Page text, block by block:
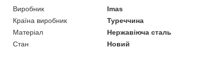
Виробник
Imas
Країна виробник
Туреччина
Матеріал
Нержавіюча сталь
Стан
Новий